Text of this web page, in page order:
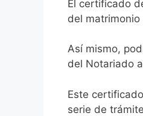
El certificado
del
Así mismo,
del Notariado
Este
serie de